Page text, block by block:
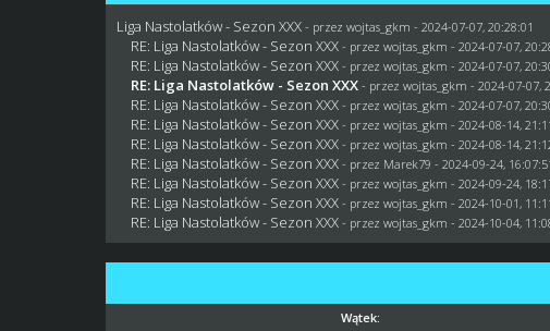
Liga Nastolatków - Sezon XXX - przezwojtas_gkm - 2024-07-07, 20:28:01
RE: Liga Nastolatków - Sezon XXX - przezwojtas_gkm - 2024-07-07,
RE: Liga Nastolatków - Sezon XXX - przezwojtas_gkm - 2024-07-07,
RE: Liga Nastolatków - Sezon XXX - przezwojtas_gkm - 2024-07-07,
RE: Liga Nastolatków - Sezon XXX - przezwojtas_gkm - 2024-07-07,
RE: Liga Nastolatków - Sezon XXX - przezwojtas_gkm - 2024-08-14,
RE: Liga Nastolatków - Sezon XXX - przezwojtas_gkm - 2024-08-14,
RE: Liga Nastolatków - Sezon XXX - przez Marek79 - 2024-09-24,
RE: Liga Nastolatków - Sezon XXX - przezwojtas_gkm - 2024-09-24,
RE: Liga Nastolatków - Sezon XXX - przezwojtas_gkm - 2024-10-01,
RE: Liga Nastolatków - Sezon XXX - przezwojtas_gkm - 2024-10-04,
Wątek: